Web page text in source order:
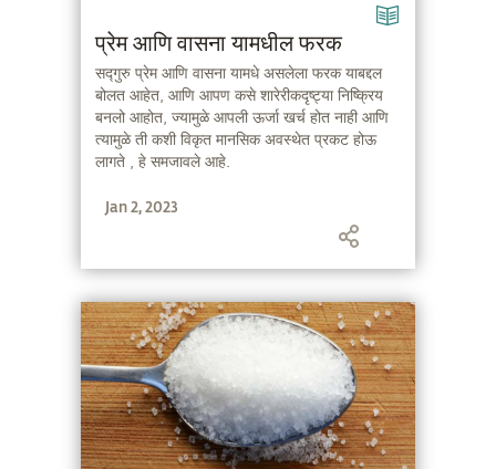
प्रेम आणि वासना यामधील फरक
सद्गुरु प्रेम आणि वासना यामधे असलेला फरक याबद्दल
बोलत आहेत, आणि आपण कसे शारेरीकदृष्ट्या निष्क्रिय
बनलो आहोत, ज्यामुळे आपली ऊर्जा खर्च होत नाही आणि
त्यामुळे ती कशी विकृत मानसिक अवस्थेत प्रकट होऊ
लागते , हे समजावले आहे.
Jan 2, 2023